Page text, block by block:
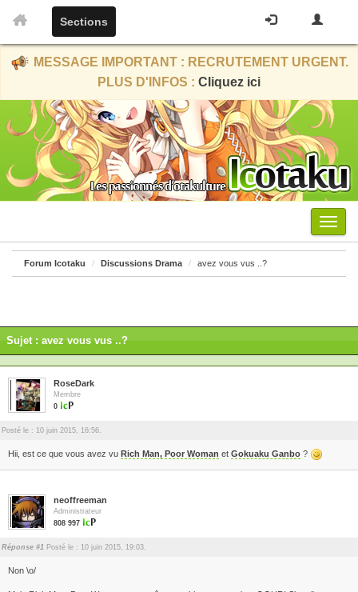
Sections
MESSAGE IMPORTANT : RECRUTEMENT URGENT.
PLUS D'INFOS : Cliquez ici
Menu
Forum Icotaku Discussions Drama avez vous vus ..?
Sujet : avez vous vus ..?
RoseDark
Membre
0
Posté le : 10 juin 2015, 16:56.
Hii, est ce que vous avez vu Rich Man, Poor Woman et Gokuaku Ganbo ?
neoffreeman
Administrateur
808 997
Réponse #1 Posté le : 10 juin 2015, 19:03.
Non \o/